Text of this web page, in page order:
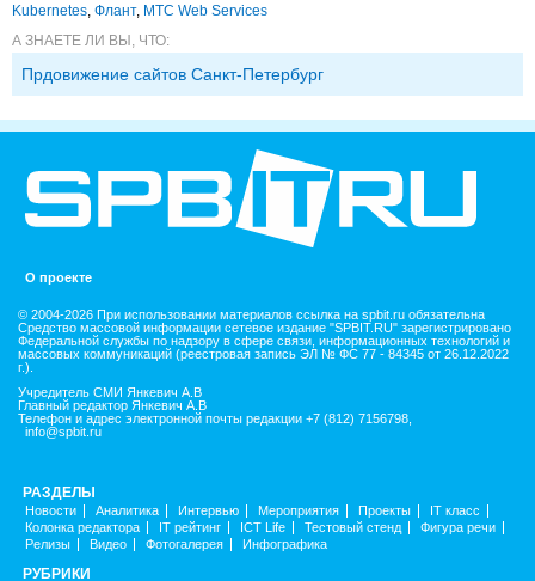
Kubernetes, Флант, МТС Web Services
А ЗНАЕТЕ ЛИ ВЫ, ЧТО:
Прдовижение сайтов Санкт-Петербург
О проекте
© 2004-2026 При использовании материалов ссылка на spbit.ru обязательна
Средство массовой информации сетевое издание "SPBIT.RU" зарегистрировано
Федеральной службы по надзору в сфере связи, информационных технологий и
массовых коммуникаций (реестровая запись ЭЛ № ФС 77 - 84345 от 26.12.2022
г.).
Учредитель СМИ Янкевич А.В
Главный редактор Янкевич А.В
Телефон и адрес электронной почты редакции +7 (812) 7156798,
info@spbit.ru
РАЗДЕЛЫ
Новости Аналитика Интервью Мероприятия Проекты
IT класс
Колонка редактора
IT рейтинг ICT Life Тестовый стенд
Фигура речи
Релизы
Видео Фотогалерея Инфографика
РУБРИКИ